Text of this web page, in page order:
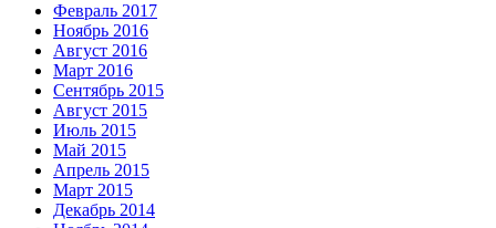
Февраль 2017
Ноябрь 2016
Август 2016
Март 2016
Сентябрь 2015
Август 2015
Июль 2015
Май 2015
Апрель 2015
Март 2015
Декабрь 2014